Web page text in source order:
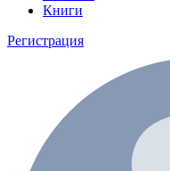
Книги
Регистрация